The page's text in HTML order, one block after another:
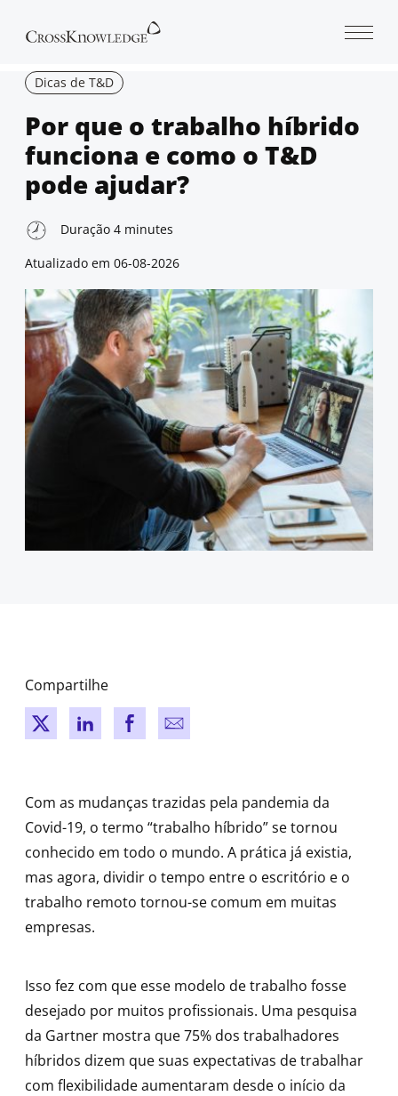
Dicas de T&D
Por que o trabalho híbrido
funciona e como o T&D
pode ajudar?
Duração 4 minutes
Atualizado em 06-08-2026
Compartilhe
New windowNew window
New windowNew window
Com as mudanças trazidas pela pandemia da
Covid-19, o termo “trabalho híbrido” se tornou
conhecido em todo o mundo. A prática já existia,
mas agora, dividir o tempo entre o escritório e o
trabalho remoto tornou-se comum em muitas
empresas.
Isso fez com que esse modelo de trabalho fosse
desejado por muitos profissionais. Uma pesquisa
da Gartner mostra que 75% dos trabalhadores
híbridos dizem que suas expectativas de trabalhar
com flexibilidade aumentaram desde o início da